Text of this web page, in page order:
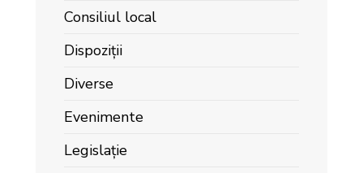
Consiliul local
Dispoziții
Diverse
Evenimente
Legislație